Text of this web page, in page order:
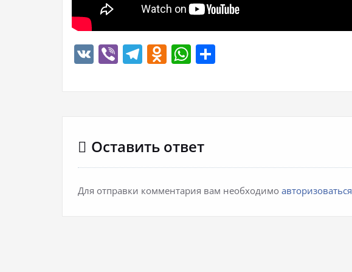
VK ViberTelegram
Odnoklassniki
WhatsApp
Оставить ответ
Для отправки комментария вам необходимо авторизоваться